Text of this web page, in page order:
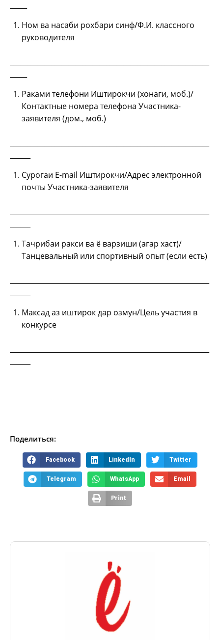
Ном ва насаби рохбари синф/Ф.И. классного
руководителя
Раками телефони Иштирокчи (хонаги, моб.)/
Контактные номера телефона Участника-
заявителя (дом., моб.)
Сурогаи E-mail Иштирокчи/Адрес электронной
почты Участника-заявителя
Тачрибаи ракси ва ё варзиши (агар хаст)/
Танцевальный или спортивный опыт (если есть)
Максад аз иштирок дар озмун/Цель участия в
конкурсе
Поделиться:
Facebook LinkedIn Twitter
Telegram WhatsApp Email
Print